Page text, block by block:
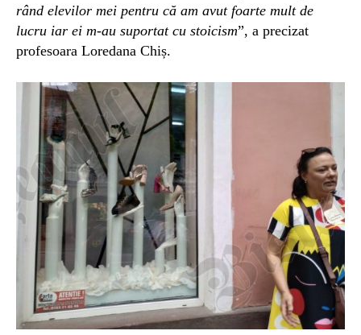
rând elevilor mei pentru că am avut foarte mult de
lucru iar ei m-au suportat cu stoicism”, a precizat
profesoara Loredana Chiș.